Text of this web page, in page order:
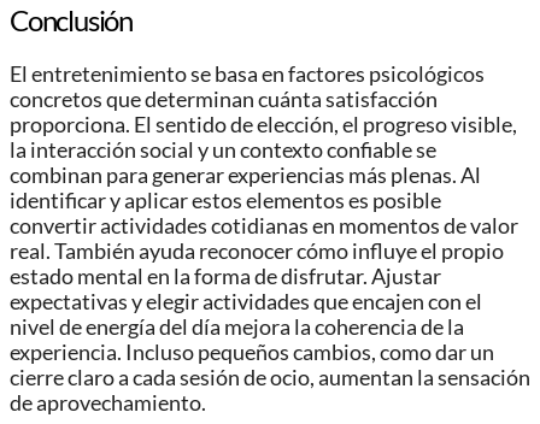
Conclusión
El entretenimiento se basa en factores psicológicos
concretos que determinan cuánta satisfacción
proporciona. El sentido de elección, el progreso visible,
la interacción social y un contexto confiable se
combinan para generar experiencias más plenas. Al
identificar y aplicar estos elementos es posible
convertir actividades cotidianas en momentos de valor
real. También ayuda reconocer cómo influye el propio
estado mental en la forma de disfrutar. Ajustar
expectativas y elegir actividades que encajen con el
nivel de energía del día mejora la coherencia de la
experiencia. Incluso pequeños cambios, como dar un
cierre claro a cada sesión de ocio, aumentan la sensación
de aprovechamiento.